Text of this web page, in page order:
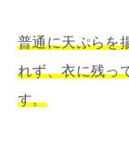
普通に天ぷらを
れず、衣に残っ
す。